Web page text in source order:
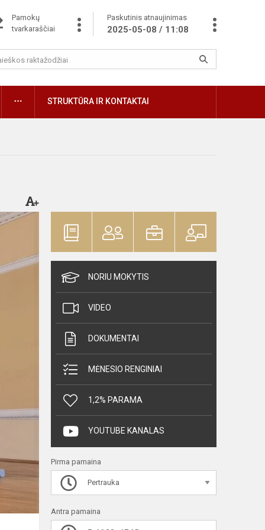
Pamokų
tvarkaraščiai
Paskutinis atnaujinimas
2025-05-08 / 11:08
STRUKTŪRA IR KONTAKTAI
NORIU MOKYTIS
VIDEO
DOKUMENTAI
MĖNESIO RENGINIAI
1,2% PARAMA
YOUTUBE KANALAS
Pirma pamaina
Pertrauka
Antra pamaina